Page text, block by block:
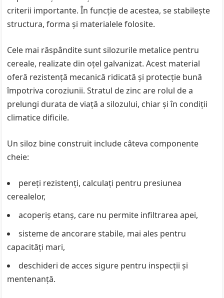
criterii importante. În funcție de acestea, se stabilește
structura, forma și materialele folosite.
Cele mai răspândite sunt silozurile metalice pentru
cereale, realizate din oțel galvanizat. Acest material
oferă rezistență mecanică ridicată și protecție bună
împotriva coroziunii. Stratul de zinc are rolul de a
prelungi durata de viață a silozului, chiar și în condiții
climatice dificile.
Un siloz bine construit include câteva componente
cheie:
pereți rezistenți, calculați pentru presiunea
cerealelor,
acoperiș etanș, care nu permite infiltrarea apei,
sisteme de ancorare stabile, mai ales pentru
capacități mari,
deschideri de acces sigure pentru inspecții și
mentenanță.